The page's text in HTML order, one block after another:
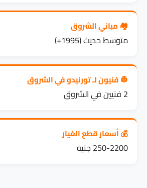
🏘️ مباني الشروق
متوسط حديث (1995+)
👷 فنيون لـ تورنيدو في الشروق
2 فنيين في الشروق
💰 أسعار قطع الغيار
250-2200 جنيه